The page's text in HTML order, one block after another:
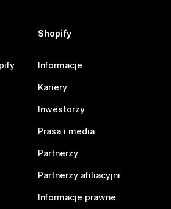
Shopify
Informacje
Kariery
Inwestorzy
Prasa i media
Partnerzy
Partnerzy afiliacyjni
Informacje prawne